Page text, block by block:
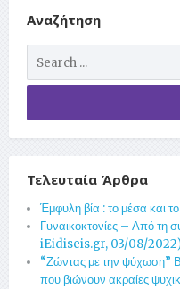
Αναζήτηση
Τελευταία Άρθρα
Έμφυλη βία : το μέσα
Γυναικοκτονίες – Από τη
iEidiseis.gr, 03/08/
“Ζώντας με την ψύχωση”
που βιώνουν ακραίες